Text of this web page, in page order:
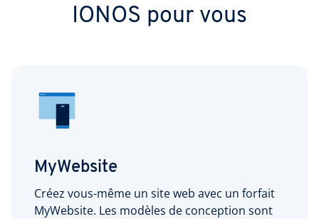
IONOS pour vous
MyWebsite
Créez vous-même un site web avec un forfait
MyWebsite. Les modèles de conception sont